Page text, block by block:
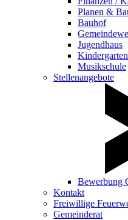
Planen &
Bauhof
Jugendhaus
Musikschule
Stellenangebote
Bewerbung
Kontakt
Freiwillige
Gemeinderat